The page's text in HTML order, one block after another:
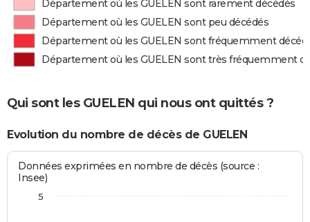
Département où les GUELEN sont rarement décédés
Département où les GUELEN sont peu décédés
Département où les GUELEN sont fréquemment
Département où les GUELEN sont très fréquemment
Qui sont les GUELEN qui nous ont quittés ?
Evolution du nombre de décès de GUELEN
Données exprimées en nombre de décès (source :
Insee)
5